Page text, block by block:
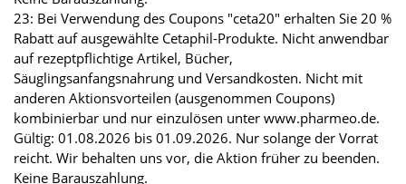
23: Bei Verwendung des Coupons "ceta20" erhalten Sie 20 %
Rabatt auf ausgewählte Cetaphil-Produkte. Nicht anwendbar
auf rezeptpflichtige Artikel, Bücher,
Säuglingsanfangsnahrung und Versandkosten. Nicht mit
anderen Aktionsvorteilen (ausgenommen Coupons)
kombinierbar und nur einzulösen unter www.pharmeo.de.
Gültig: 01.08.2026 bis 01.09.2026. Nur solange der Vorrat
reicht. Wir behalten uns vor, die Aktion früher zu beenden.
Keine Barauszahlung.